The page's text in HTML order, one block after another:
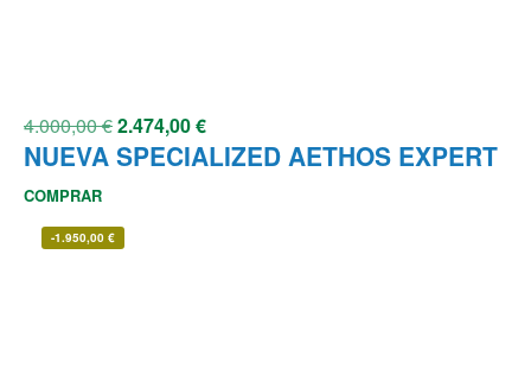
4.000,00€2.474,00€
NUEVA SPECIALIZED AETHOS EXPERT
COMPRAR
-1.950,00 €